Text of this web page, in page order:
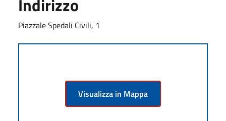
Indirizzo
Piazzale Spedali Civili, 1
Visualizza in Mappa